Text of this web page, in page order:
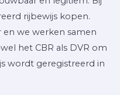
rijbewijs kopen.
we werken samen
het CBR als DVR om
wordt geregistreerd in